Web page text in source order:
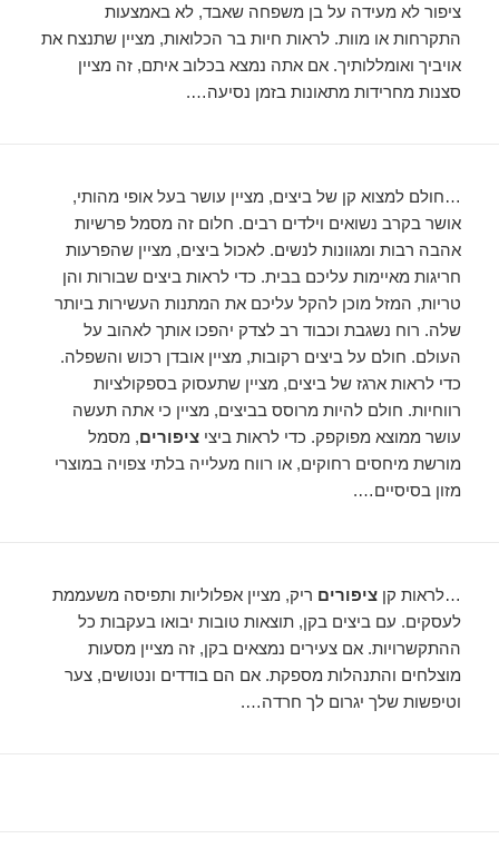
ציפור לא מעידה על בן משפחה שאבד, לא באמצעות
התקרחות או מוות. לראות חיות בר הכלואות, מציין שתנצח את
אויביך ואומללותיך. אם אתה נמצא בכלוב איתם, זה מציין
סצנות מחרידות מתאונות בזמן נסיעה….
…חולם למצוא קן של ביצים, מציין עושר בעל אופי מהותי,
אושר בקרב נשואים וילדים רבים. חלום זה מסמל פרשיות
אהבה רבות ומגוונות לנשים. לאכול ביצים, מציין שהפרעות
חריגות מאיימות עליכם בבית. כדי לראות ביצים שבורות והן
טריות, המזל מוכן להקל עליכם את המתנות העשירות ביותר
שלה. רוח נשגבת וכבוד רב לצדק יהפכו אותך לאהוב על
העולם. חולם על ביצים רקובות, מציין אובדן רכוש והשפלה.
כדי לראות ארגז של ביצים, מציין שתעסוק בספקולציות
רווחיות. חולם להיות מרוסס בביצים, מציין כי אתה תעשה
עושר ממוצא מפוקפק. כדי לראות ביציציפורים, מסמל
מורשת מיחסים רחוקים, או רווח מעלייה בלתי צפויה במוצרי
מזון בסיסיים….
…לראות קןציפורים ריק, מציין אפלוליות ותפיסה משעממת
לעסקים. עם ביצים בקן, תוצאות טובות יבואו בעקבות כל
ההתקשרויות. אם צעירים נמצאים בקן, זה מציין מסעות
מוצלחים והתנהלות מספקת. אם הם בודדים ונטושים, צער
וטיפשות שלך יגרום לך חרדה….